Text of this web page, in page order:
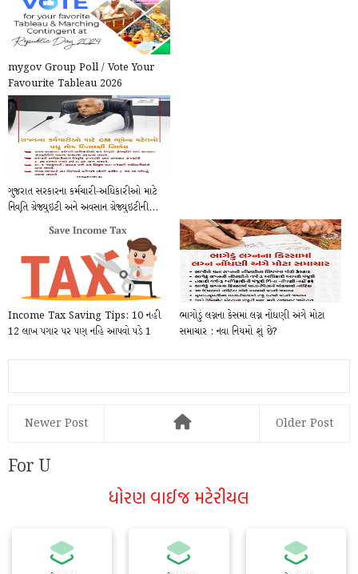
mygov Group Poll / Vote Your
Favourite Tableau 2026
ગુજરાત સરકારના કર્મચારી-અધિકારીઓ માટે
નિવૃતિ ગ્રેજ્યુઇટી અને અવસાન ગ્રેજ્યુઇટીની...
Income Tax Saving Tips: 10 નહી
12 લાખ પગાર પર પણ નહિ આપવો પડે 1
ભાગોડું લગ્નના કેસમાં લગ્ન નોંધણી અંગે મોટા
સમાચાર : નવા નિયમો શું છે?
Newer Post Older Post
For U
ધોરણ વાઈજ મટેરીયલ